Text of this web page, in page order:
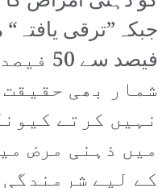
فیصد
شمار بھی
نہیں کرتے
میں ذہنی مرض